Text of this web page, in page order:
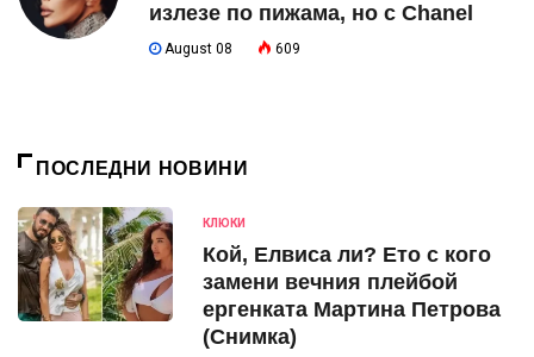
излезе по пижама, но с Chanel
August 08 609
ПОСЛЕДНИ НОВИНИ
КЛЮКИ
Кой, Елвиса ли? Ето с кого
замени вечния плейбой
ергенката Мартина Петрова
(Снимка)